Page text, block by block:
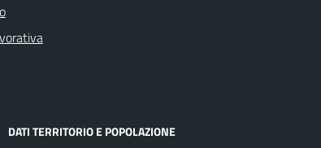
DATI TERRITORIO E POPOLAZIONE